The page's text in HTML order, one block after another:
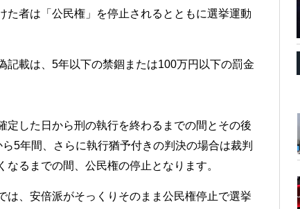
た者は「公民権」を停止されるとともに選挙運動
記載は、5年以下の禁錮または100万円以下の罰金
した日から刑の執行を終わるまでの間とその後
5年間、さらに執行猶予付きの判決の場合は裁判
るまでの間、公民権の停止となります。
、安倍派がそっくりそのまま公民権停止で選挙